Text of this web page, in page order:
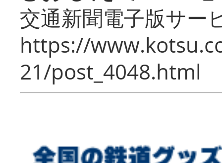
交通新聞電子版サー
https://
21/post_4048.html